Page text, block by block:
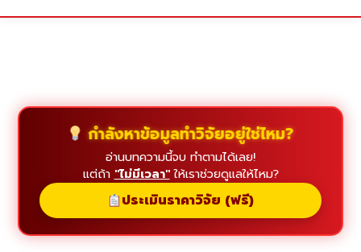
กำลังหาข้อมูลทำวิจัยอยู่ใช่ไหม?
อ่านบทความนี้จบ ทำตามได้เลย!
แต่ถ้า "ไม่มีเวลา"ให้เราช่วยดูแลให้ไหม?
ประเมินราคาวิจัย (ฟรี)